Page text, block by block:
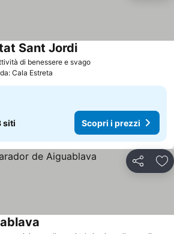
di benessere e svagoScopri i prezzi
Sant JordiScopri i prezzi
Cala Estreta
siti Scopri i prezzi
Condividi